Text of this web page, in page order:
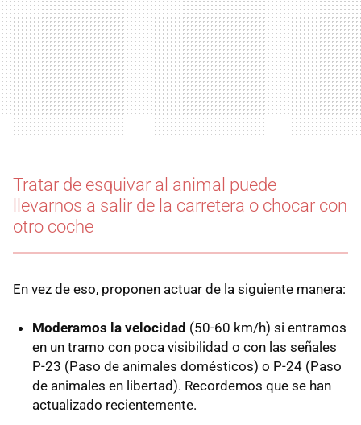
Tratar de esquivar al animal puede
llevarnos a salir de la carretera o chocar con
otro coche
En vez de eso, proponen actuar de la siguiente manera:
Moderamos la velocidad (50-60 km/h) si entramos
en un tramo con poca visibilidad o con las señales
P-23 (Paso de animales domésticos) o P-24 (Paso
de animales en libertad). Recordemos que se han
actualizado recientemente.